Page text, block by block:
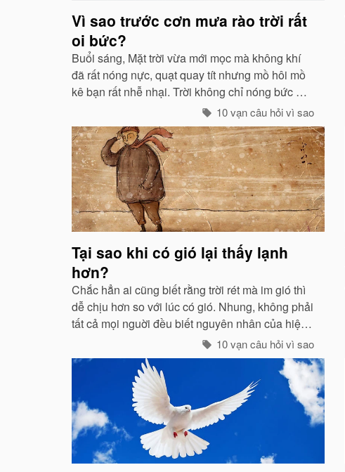
Vì sao trước cơn mưa rào trời rất
oi bức?
Buổi sáng, Mặt trời vừa mới mọc mà không khí
đã rất nóng nực, quạt quay tít nhưng mồ hôi mồ
kê bạn rất nhễ nhại. Trời không chỉ nóng bức mà
còn ngột ngạt nữa: Đó chính là dấu hiệu bắt đẩu
của một cơn mưa rào...
10 vạn câu hỏi vì sao
Tại sao khi có gió lại thấy lạnh
hơn?
Chắc hẳn ai cũng biết rằng trời rét mà im gió thì
dễ chịu hơn so với lúc có gió. Nhung, không phải
tất cả mọi nguời đều biết nguyên nhân của hiện
tuợng ấy. “Chỉ các sinh vật mới cảm thấy giá buốt
khi có gió”, còn các vật vô sinh thì không.
10 vạn câu hỏi vì sao